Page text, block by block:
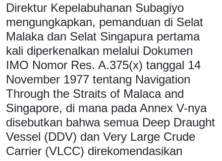
Direktur Kepelabuhanan Subagiyo
mengungkapkan, pemanduan di Selat
Malaka dan Selat Singapura pertama
kali diperkenalkan melalui Dokumen
IMO Nomor Res. A.375(x) tanggal 14
November 1977 tentang Navigation
Through the Straits of Malaca and
Singapore, di mana pada Annex V-nya
disebutkan bahwa semua Deep Draught
Vessel (DDV) dan Very Large Crude
Carrier (VLCC) direkomendasikan